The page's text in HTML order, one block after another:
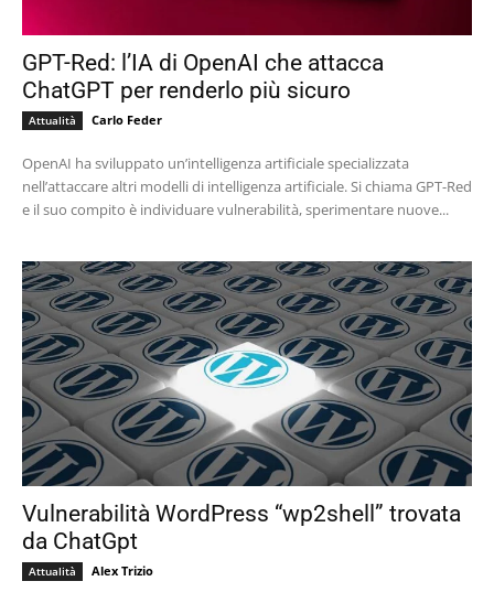
GPT-Red: l’IA di OpenAI che attacca
ChatGPT per renderlo più sicuro
Attualità Carlo Feder
OpenAI ha sviluppato un’intelligenza artificiale specializzata
nell’attaccare altri modelli di intelligenza artificiale. Si chiama GPT-Red
e il suo compito è individuare vulnerabilità, sperimentare nuove...
Vulnerabilità WordPress “wp2shell” trovata
da ChatGpt
Attualità Alex Trizio